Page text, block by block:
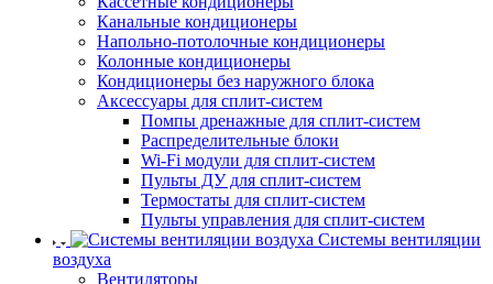
Канальные кондиционеры
Напольно-потолочные кондиционеры
Колонные кондиционеры
Кондиционеры без наружного блока
Аксессуары для сплит-систем
Помпы дренажные для сплит-систем
Распределительные блоки
Wi-Fi модули для сплит-систем
Пульты ДУ для сплит-систем
Термостаты для сплит-систем
Пульты управления для сплит-систем
Системы вентиляции
воздуха
Вентиляторы